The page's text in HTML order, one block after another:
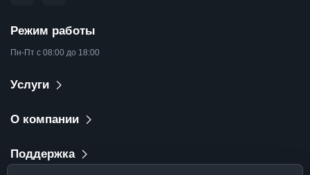
Режим работы
Пн-Пт с 08:00 до 18:00
Услуги
О компании
Поддержка